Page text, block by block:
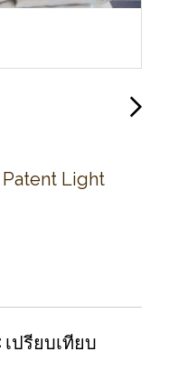
Light
เปรียบเทียบ